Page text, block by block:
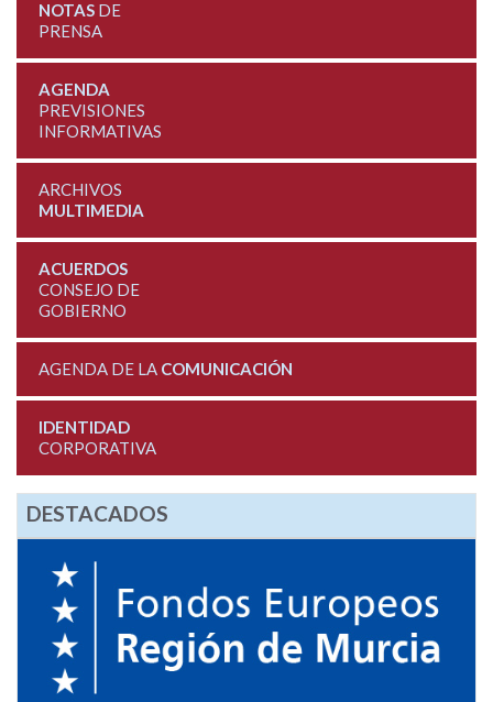
NOTASDE
PRENSA
AGENDA
PREVISIONES
INFORMATIVAS
ARCHIVOS
MULTIMEDIA
ACUERDOS
CONSEJO DE
GOBIERNO
AGENDA DE LA COMUNICACIÓN
IDENTIDAD
CORPORATIVA
DESTACADOS